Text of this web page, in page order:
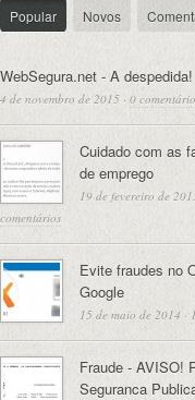
Popular Novos
WebSegura.net - A despedida!
4 de novembro de 2015 · 0
Cuidado com as
de emprego
19 de fevereiro de
comentários
Evite fraudes no
Google
15 de maio de 2014 ·
Fraude - AVISO!
Seguranca